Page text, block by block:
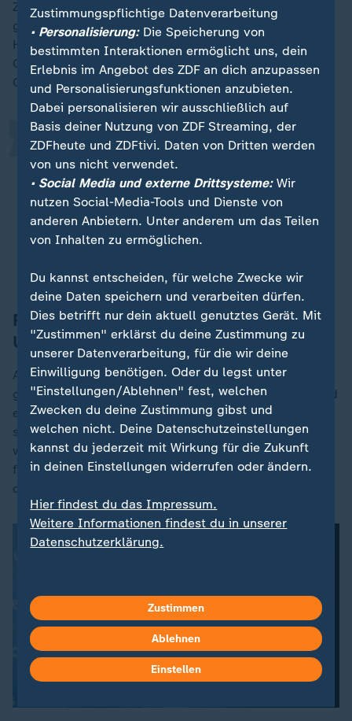
ZDF-Wirtschaftsexperte Florian Neuhann sagt: "Ich
glaube, dass Frau Reiche aber mit der ganz klaren
Haltung in ihr Amt gegangen ist, zu sagen, dass wir
Gaskraftwerke brauchen. Und das ist für eine
Grundlast auch sicherlich richtig."
Die große Frage ist aber eben: Was
tut sie für den Ausbau der
Batterienetze und überhaupt der
Stromnetze? Und da tut sie zu
wenig.
„
Reiche als Hoffnungsträgerin in der
Union
Als sich SPD-ChefLars Klingbeilin Folge der
gestiegenen Spritpreise für eine Übergewinnsteuer und
einen Tankrabatt eingesetzt hat, konterte Reiche mit
scharfer Kritik. Die Vorschläge seien "teuer,
wirkungsschwach und verfassungsrechtlich
fragwürdig", so die Ministerin. In der CDU gewann sie
durch diesen Auftritt an Profil und an Unterstützung.
Zustimmungspflichtige Datenverarbeitung
• Personalisierung:Die Speicherung von
bestimmten Interaktionen ermöglicht uns, dein
Erlebnis im Angebot des ZDF an dich anzupassen
und Personalisierungsfunktionen anzubieten.
Dabei personalisieren wir ausschließlich auf
Basis deiner Nutzung von ZDF Streaming, der
ZDFheute und ZDFtivi. Daten von Dritten werden
von uns nicht verwendet.
• Social Media und externe Drittsysteme:Wir
nutzen Social-Media-Tools und Dienste von
anderen Anbietern. Unter anderem um das Teilen
von Inhalten zu ermöglichen.
Du kannst entscheiden, für welche Zwecke wir
deine Daten speichern und verarbeiten dürfen.
Dies betrifft nur dein aktuell genutztes Gerät. Mit
"Zustimmen" erklärst du deine Zustimmung zu
unserer Datenverarbeitung, für die wir deine
Einwilligung benötigen. Oder du legst unter
"Einstellungen/Ablehnen" fest, welchen
Zwecken du deine Zustimmung gibst und
welchen nicht. Deine Datenschutzeinstellungen
kannst du jederzeit mit Wirkung für die Zukunft
in deinen Einstellungen widerrufen oder ändern.
Hier findest du das Impressum.
Weitere Informationen findest du in unserer
Datenschutzerklärung.
Zustimmen
Ablehnen
Einstellen